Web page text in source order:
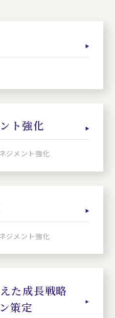
ト強化
ジメント強化
ジメント強化
た成長戦略
策定